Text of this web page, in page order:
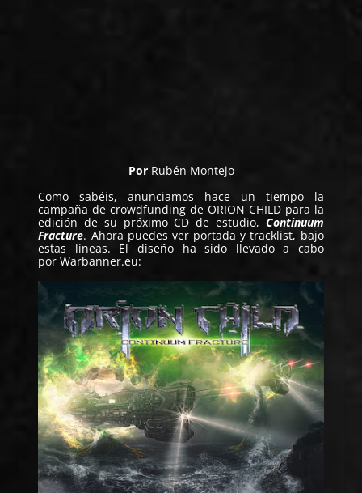
Por Rubén Montejo
Como sabéis,anunciamos hace un tiempola
campaña de crowdfunding de ORION CHILDpara la
edición de su próximo CD de estudio, Continuum
Fracture. Ahora puedes ver portada y tracklist, bajo
estas líneas. El diseño ha sido llevado a cabo
porWarbanner.eu: